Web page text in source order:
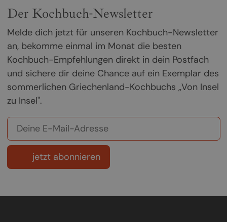
Der Kochbuch-Newsletter
Melde dich jetzt für unseren Kochbuch-Newsletter
an, bekomme einmal im Monat die besten
Kochbuch-Empfehlungen direkt in dein Postfach
und sichere dir deine Chance auf ein Exemplar des
sommerlichen Griechenland-Kochbuchs „Von Insel
zu Insel".
jetzt abonnieren